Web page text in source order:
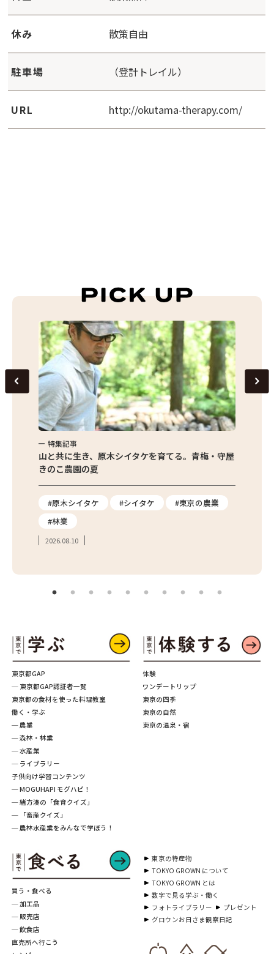
休み 散策自由
駐車場 （登計トレイル）
URL http://okutama-therapy.com/
特集記事
山と共に生き、原木シイタケを育てる。青梅・守屋
きのこ農園の夏
#原木シイタケ #シイタケ
#東京の農業
#林業
2026.08.10
東京都GAP
─ 東京都GAP認証者一覧
東京都の食材を使った料理教室
働く・学ぶ
─ 農業
─ 森林・林業
─ 水産業
─ ライブラリー
子供向け学習コンテンツ
─ MOGUHAPI モグハピ！
─ 緒方湊の「食育クイズ」
─ 「畜産クイズ」
─ 農林水産業をみんなで学ぼう！
買う・食べる
─ 加工品
─ 販売店
─ 飲食店
直売所へ行こう
体験
ワンデートリップ
東京の四季
東京の自然
東京の温泉・宿
東京の特産物
TOKYO GROWN について
TOKYO GROWN とは
数字で見る学ぶ・働く
フォトライブラリー
プレゼント
グロウンお日さま観察日記